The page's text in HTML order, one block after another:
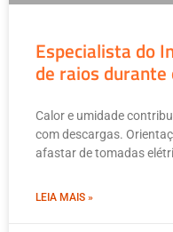
Especialista do
de raios durante
Calor e umidade
com descargas.
afastar de tomadas
LEIA MAIS »